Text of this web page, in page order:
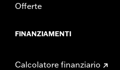
Offerte
FINANZIAMENTI
Calcolatore finanziario